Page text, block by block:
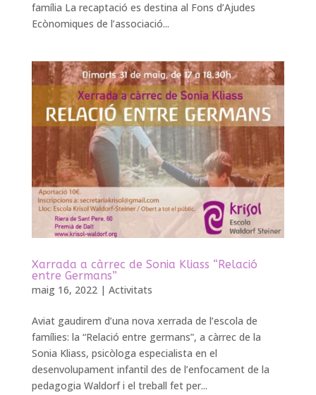
família La recaptació es destina al Fons d’Ajudes
Ecònomiques de l’associació...
Xarrada a càrrec de Sonia Kliass “Relació
entre Germans”
maig 16, 2022| Activitats
Aviat gaudirem d’una nova xerrada de l’escola de
famílies: la “Relació entre germans”, a càrrec de la
Sonia Kliass, psicòloga especialista en el
desenvolupament infantil des de l’enfocament de la
pedagogia Waldorf i el treball fet per...